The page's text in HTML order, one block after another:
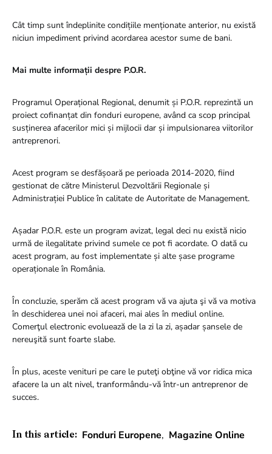
Cât timp sunt îndeplinite condițiile menționate anterior, nu există
niciun impediment privind acordarea acestor sume de bani.
Mai multe informații despre P.O.R.
Programul Operațional Regional, denumit și P.O.R. reprezintă un
proiect cofinanțat din fonduri europene, având ca scop principal
susținerea afacerilor mici și mijlocii dar și impulsionarea viitorilor
antreprenori.
Acest program se desfășoară pe perioada 2014-2020, fiind
gestionat de către Ministerul Dezvoltării Regionale și
Administrației Publice în calitate de Autoritate de Management.
Așadar P.O.R. este un program avizat, legal deci nu există nicio
urmă de ilegalitate privind sumele ce pot fi acordate. O dată cu
acest program, au fost implementate și alte șase programe
operaționale în România.
În concluzie, sperăm că acest program vă va ajuta şi vă va motiva
în deschiderea unei noi afaceri, mai ales în mediul online.
Comerţul electronic evoluează de la zi la zi, așadar șansele de
nereuşită sunt foarte slabe.
În plus, aceste venituri pe care le puteţi obţine vă vor ridica mica
afacere la un alt nivel, tranformându-vă într-un antreprenor de
succes.
In this article: Fonduri Europene, Magazine Online